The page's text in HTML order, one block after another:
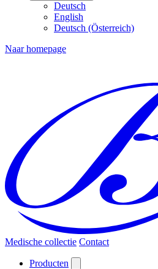
Deutsch
English
Deutsch (Österreich)
Naar homepage
Medische collectie Contact
Producten